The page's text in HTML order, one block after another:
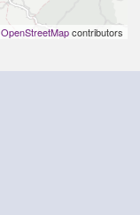
OpenStreetMapcontributors